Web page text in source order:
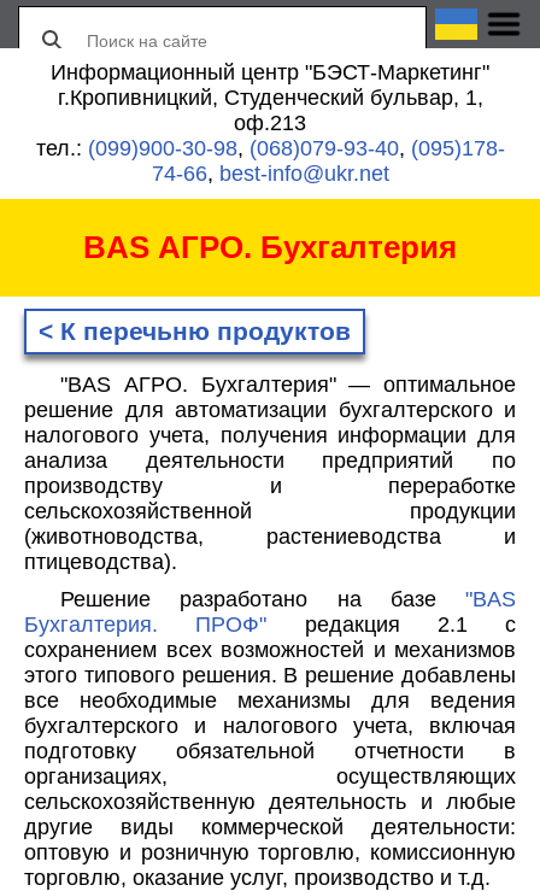
Информационный центр "БЭСТ-Маркетинг"
г.Кропивницкий, Студенческий бульвар, 1,
оф.213
тел.: (099)900-30-98, (068)079-93-40, (095)178-
74-66, best-info@ukr.net
BAS АГРО. Бухгалтерия
< К перечьню продуктов
"BAS АГРО. Бухгалтерия" — оптимальное
решение для автоматизации бухгалтерского и
налогового учета, получения информации для
анализа деятельности предприятий по
производству и переработке
сельскохозяйственной продукции
(животноводства, растениеводства и
птицеводства).
Решение разработано на базе "BAS
Бухгалтерия. ПРОФ" редакция 2.1 с
сохранением всех возможностей и механизмов
этого типового решения. В решение добавлены
все необходимые механизмы для ведения
бухгалтерского и налогового учета, включая
подготовку обязательной отчетности в
организациях, осуществляющих
сельскохозяйственную деятельность и любые
другие виды коммерческой деятельности:
оптовую и розничную торговлю, комиссионную
торговлю, оказание услуг, производство и т.д.